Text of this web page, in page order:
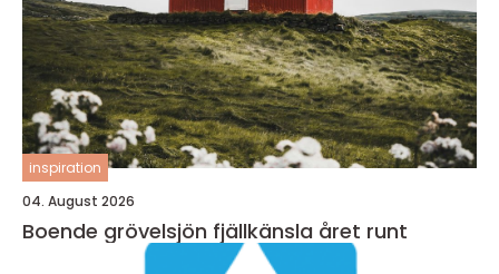
inspiration
04. August 2026
Boende grövelsjön fjällkänsla året runt